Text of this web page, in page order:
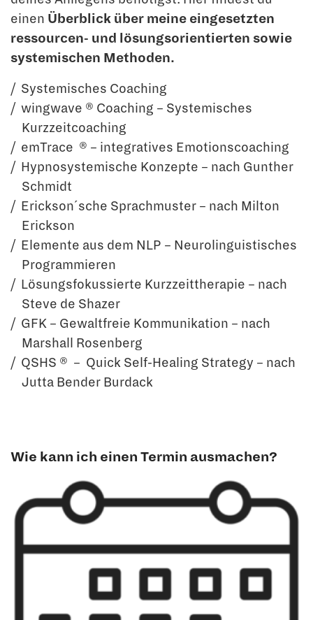
einen Überblick über meine eingesetzten
ressourcen- und lösungsorientierten sowie
systemischen Methoden.
Systemisches Coaching
wingwave ® Coaching – Systemisches
Kurzzeitcoaching
emTrace ® – integratives Emotionscoaching
Hypnosystemische Konzepte – nach Gunther
Schmidt
Erickson´sche Sprachmuster – nach Milton
Erickson
Elemente aus dem NLP – Neurolinguistisches
Programmieren
Lösungsfokussierte Kurzzeittherapie – nach
Steve de Shazer
GFK – Gewaltfreie Kommunikation – nach
Marshall Rosenberg
QSHS ® – Quick Self-Healing Strategy – nach
Jutta Bender Burdack
Wie kann ich einen Termin ausmachen?